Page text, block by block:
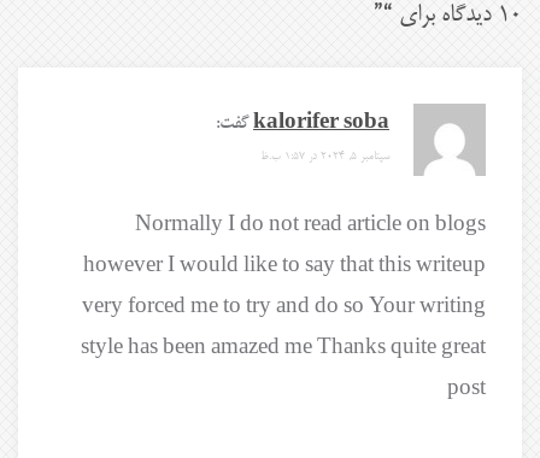
10 دیدگاه برای “ ”
kalorifer soba گفت:
سپتامبر 5, 2024 در 1:57 ب.ظ
Normally I do not read article on blogs
however I would like to say that this writeup
very forced me to try and do so Your writing
style has been amazed me Thanks quite great
post